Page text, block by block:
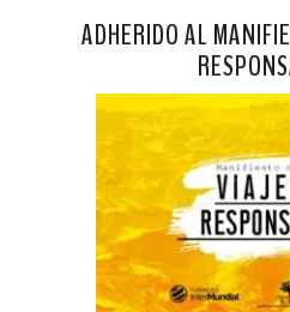
ADHERIDO AL